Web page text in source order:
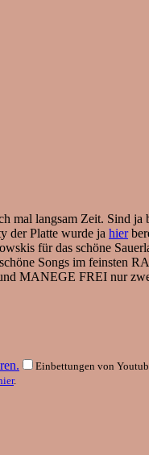
mal langsam Zeit. Sind
der Platte wurde ja hier
für das schöne
Songs im feinsten
MANEGE FREI nur
Einbettungen von
.